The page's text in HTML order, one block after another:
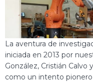
La aventura de
iniciada en 2013 por
González, Cristián Calvo
como un intento